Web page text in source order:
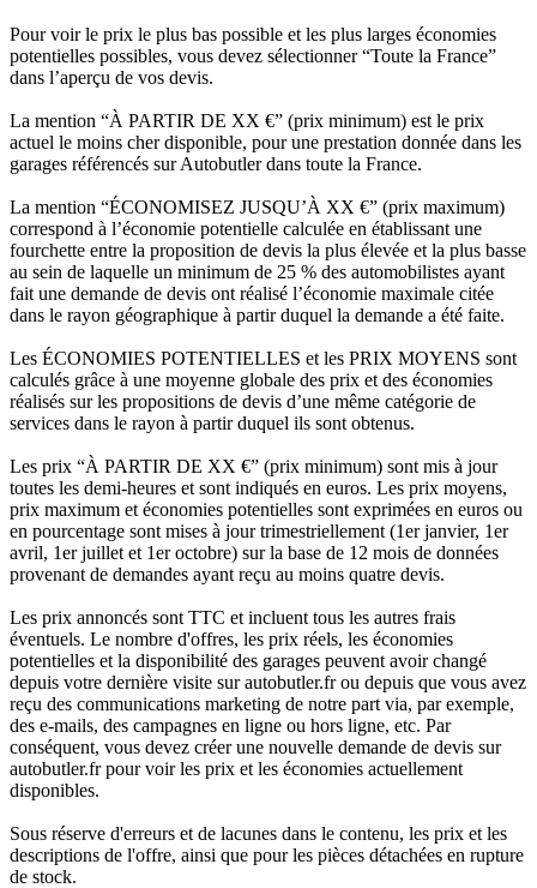
Pour voir le prix le plus bas possible et les plus larges économies
potentielles possibles, vous devez sélectionner “Toute la France”
dans l’aperçu de vos devis.
La mention “À PARTIR DE XX €” (prix minimum) est le prix
actuel le moins cher disponible, pour une prestation donnée dans les
garages référencés sur Autobutler dans toute la France.
La mention “ÉCONOMISEZ JUSQU’À XX €” (prix maximum)
correspond à l’économie potentielle calculée en établissant une
fourchette entre la proposition de devis la plus élevée et la plus basse
au sein de laquelle un minimum de 25 % des automobilistes ayant
fait une demande de devis ont réalisé l’économie maximale citée
dans le rayon géographique à partir duquel la demande a été faite.
Les ÉCONOMIES POTENTIELLES et les PRIX MOYENS sont
calculés grâce à une moyenne globale des prix et des économies
réalisés sur les propositions de devis d’une même catégorie de
services dans le rayon à partir duquel ils sont obtenus.
Les prix “À PARTIR DE XX €” (prix minimum) sont mis à jour
toutes les demi-heures et sont indiqués en euros. Les prix moyens,
prix maximum et économies potentielles sont exprimées en euros ou
en pourcentage sont mises à jour trimestriellement (1er janvier, 1er
avril, 1er juillet et 1er octobre) sur la base de 12 mois de données
provenant de demandes ayant reçu au moins quatre devis.
Les prix annoncés sont TTC et incluent tous les autres frais
éventuels. Le nombre d'offres, les prix réels, les économies
potentielles et la disponibilité des garages peuvent avoir changé
depuis votre dernière visite sur autobutler.fr ou depuis que vous avez
reçu des communications marketing de notre part via, par exemple,
des e-mails, des campagnes en ligne ou hors ligne, etc. Par
conséquent, vous devez créer une nouvelle demande de devis sur
autobutler.fr pour voir les prix et les économies actuellement
disponibles.
Sous réserve d'erreurs et de lacunes dans le contenu, les prix et les
descriptions de l'offre, ainsi que pour les pièces détachées en rupture
de stock.